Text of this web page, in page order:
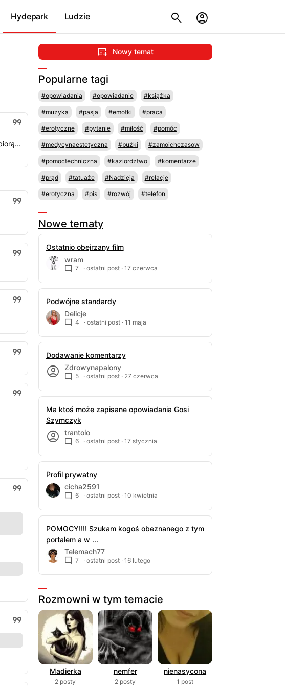
Hydepark Ludzie
Nowy temat
Popularne tagi
#opowiadania #opowiadanie #książka
#muzyka #pasja #emotki #praca
#erotyczne #pytanie #miłość #pomóc
#medycynaestetyczna #buźki #zamoichczasow
#pomoctechniczna #kaziordztwo #komentarze
#prąd #tatuaże #Nadzieja #relacje
#erotyczna #pis #rozwój #telefon
Nowe tematy
Ostatnio obejrzany film
wram
7 · ostatni post · 17 czerwca
Podwójne standardy
Delicje
4 · ostatni post · 11 maja
Dodawanie komentarzy
Zdrowynapalony
5 · ostatni post · 27 czerwca
Ma ktoś może zapisane opowiadania Gosi
Szymczyk
trantolo
6 · ostatni post · 17 stycznia
Profil prywatny
cicha2591
6 · ostatni post · 10 kwietnia
POMOCY!!!! Szukam kogoś obeznanego z tym
portalem a w ...
Telemach77
7 · ostatni post · 16 lutego
Rozmowni w tym temacie
Madierka
2 posty
nemfer
2 posty
nienasycona
1 post